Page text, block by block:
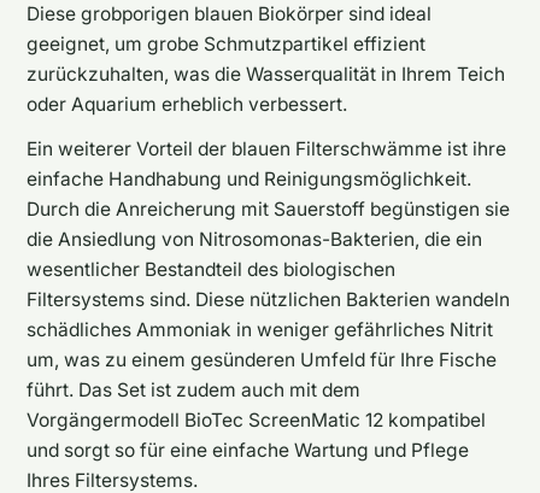
Diese grobporigen blauen Biokörper sind ideal
geeignet, um grobe Schmutzpartikel effizient
zurückzuhalten, was die Wasserqualität in Ihrem Teich
oder Aquarium erheblich verbessert.
Ein weiterer Vorteil der blauen Filterschwämme ist ihre
einfache Handhabung und Reinigungsmöglichkeit.
Durch die Anreicherung mit Sauerstoff begünstigen sie
die Ansiedlung von Nitrosomonas-Bakterien, die ein
wesentlicher Bestandteil des biologischen
Filtersystems sind. Diese nützlichen Bakterien wandeln
schädliches Ammoniak in weniger gefährliches Nitrit
um, was zu einem gesünderen Umfeld für Ihre Fische
führt. Das Set ist zudem auch mit dem
Vorgängermodell BioTec ScreenMatic 12 kompatibel
und sorgt so für eine einfache Wartung und Pflege
Ihres Filtersystems.